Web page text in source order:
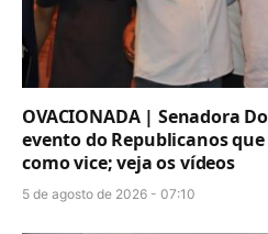
OVACIONADA | Senadora
evento do Republicanos
como vice; veja os vídeos
5 de agosto de 2026 - 07:10